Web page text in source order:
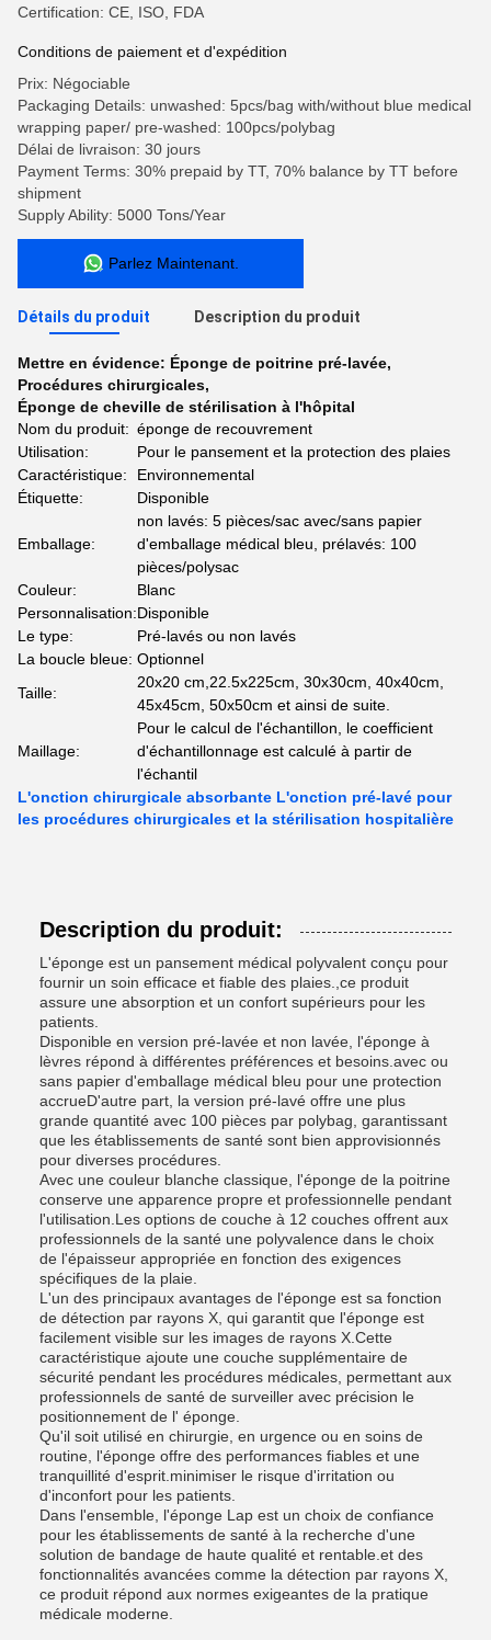
Certification: CE, ISO, FDA
Conditions de paiement et d'expédition
Prix: Négociable
Packaging Details: unwashed: 5pcs/bag with/without blue medical
wrapping paper/ pre-washed: 100pcs/polybag
Délai de livraison: 30 jours
Payment Terms: 30% prepaid by TT, 70% balance by TT before
shipment
Supply Ability: 5000 Tons/Year
Parlez Maintenant.
Détails du produit Description du produit
Mettre en évidence: Éponge de poitrine pré-lavée,
Procédures chirurgicales,
Éponge de cheville de stérilisation à l'hôpital
Nom du produit: éponge de recouvrement
Utilisation:
Pour le pansement et la protection des plaies
Caractéristique:
Environnemental
Étiquette:
Disponible
Emballage:
non lavés: 5 pièces/sac avec/sans papier
d'emballage médical bleu, prélavés: 100
pièces/polysac
Couleur:
Blanc
Personnalisation:Disponible
Le type:
Pré-lavés ou non lavés
La boucle bleue: Optionnel
Taille:
20x20 cm,22.5x225cm, 30x30cm, 40x40cm,
45x45cm, 50x50cm et ainsi de suite.
Maillage:
Pour le calcul de l'échantillon, le coefficient
d'échantillonnage est calculé à partir de
l'échantil
L'onction chirurgicale absorbante L'onction pré-lavé pour
les procédures chirurgicales et la stérilisation hospitalière
Description du produit:
L'éponge est un pansement médical polyvalent conçu pour
fournir un soin efficace et fiable des plaies.,ce produit
assure une absorption et un confort supérieurs pour les
patients.
Disponible en version pré-lavée et non lavée, l'éponge à
lèvres répond à différentes préférences et besoins.avec ou
sans papier d'emballage médical bleu pour une protection
accrueD'autre part, la version pré-lavé offre une plus
grande quantité avec 100 pièces par polybag, garantissant
que les établissements de santé sont bien approvisionnés
pour diverses procédures.
Avec une couleur blanche classique, l'éponge de la poitrine
conserve une apparence propre et professionnelle pendant
l'utilisation.Les options de couche à 12 couches offrent aux
professionnels de la santé une polyvalence dans le choix
de l'épaisseur appropriée en fonction des exigences
spécifiques de la plaie.
L'un des principaux avantages de l'éponge est sa fonction
de détection par rayons X, qui garantit que l'éponge est
facilement visible sur les images de rayons X.Cette
caractéristique ajoute une couche supplémentaire de
sécurité pendant les procédures médicales, permettant aux
professionnels de santé de surveiller avec précision le
positionnement de l' éponge.
Qu'il soit utilisé en chirurgie, en urgence ou en soins de
routine, l'éponge offre des performances fiables et une
tranquillité d'esprit.minimiser le risque d'irritation ou
d'inconfort pour les patients.
Dans l'ensemble, l'éponge Lap est un choix de confiance
pour les établissements de santé à la recherche d'une
solution de bandage de haute qualité et rentable.et des
fonctionnalités avancées comme la détection par rayons X,
ce produit répond aux normes exigeantes de la pratique
médicale moderne.